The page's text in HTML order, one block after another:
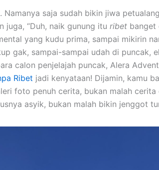
Namanya saja sudah bikin jiwa
juga, “Duh, naik gunung itu ribet banget
yang kudu prima, sampai mikirin
gak, sampai-sampai udah di puncak,
calon penjelajah puncak, Alera
Ribet jadi kenyataan! Dijamin, kamu
foto penuh cerita, bukan malah
asyik, bukan malah bikin jenggot